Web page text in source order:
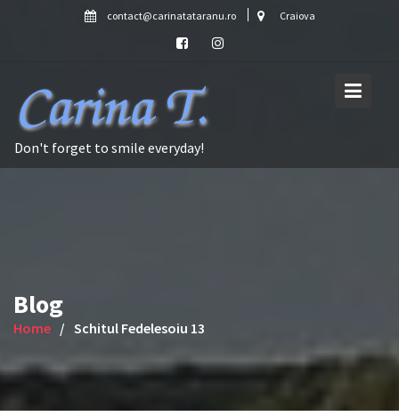
contact@carinatataranu.ro Craiova
Don't forget to smile everyday!
Blog
Home Schitul Fedelesoiu 13